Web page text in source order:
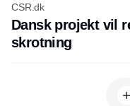
CSR.dk
Dansk projekt vil
skrotning